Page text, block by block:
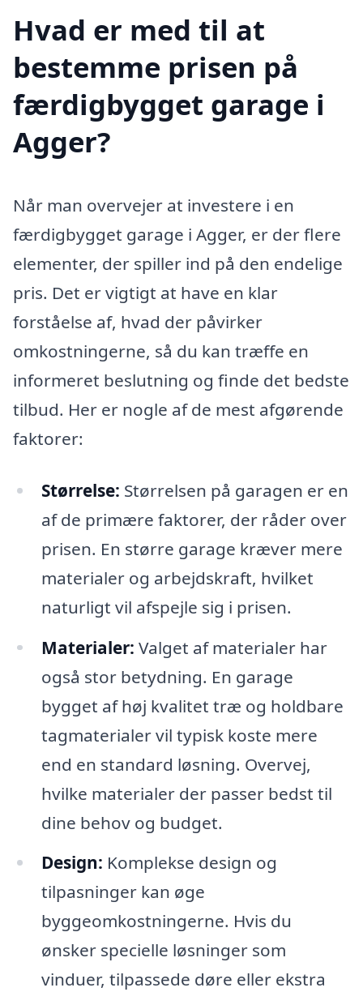
Hvad er med til at
bestemme prisen på
færdigbygget garage i
Agger?
Når man overvejer at investere i en
færdigbygget garage i Agger, er der flere
elementer, der spiller ind på den endelige
pris. Det er vigtigt at have en klar
forståelse af, hvad der påvirker
omkostningerne, så du kan træffe en
informeret beslutning og finde det bedste
tilbud. Her er nogle af de mest afgørende
faktorer:
Størrelse: Størrelsen på garagen er en
af de primære faktorer, der råder over
prisen. En større garage kræver mere
materialer og arbejdskraft, hvilket
naturligt vil afspejle sig i prisen.
Materialer: Valget af materialer har
også stor betydning. En garage
bygget af høj kvalitet træ og holdbare
tagmaterialer vil typisk koste mere
end en standard løsning. Overvej,
hvilke materialer der passer bedst til
dine behov og budget.
Design: Komplekse design og
tilpasninger kan øge
byggeomkostningerne. Hvis du
ønsker specielle løsninger som
vinduer, tilpassede døre eller ekstra